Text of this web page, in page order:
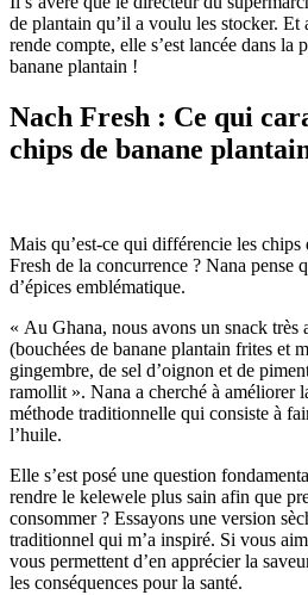
de plantain qu’il a voulu les stocker. Et
rende compte, elle s’est lancée dans la
banane plantain !
Nach Fresh : Ce qui
chips de banane
Mais qu’est-ce qui différencie les chips
Fresh de la concurrence ? Nana pense
d’épices emblématique.
« Au Ghana, nous avons un snack très
(bouchées de banane plantain frites et
gingembre, de sel d’oignon et de
ramollit ». Nana a cherché à améliorer
méthode traditionnelle qui consiste à
l’huile.
Elle s’est posé une question
rendre le kelewele plus sain afin que
consommer ? Essayons une version
traditionnel qui m’a inspiré. Si vous
vous permettent d’en apprécier la
les conséquences pour la santé.